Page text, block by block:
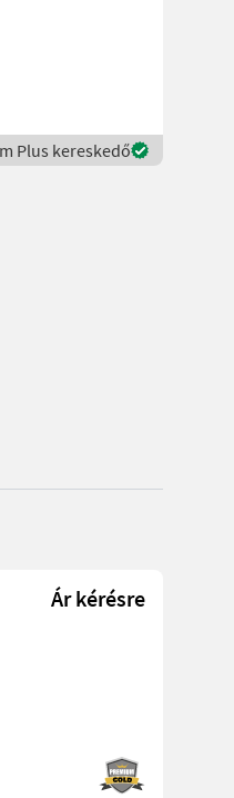
Plus kereskedő
Ár kérésre